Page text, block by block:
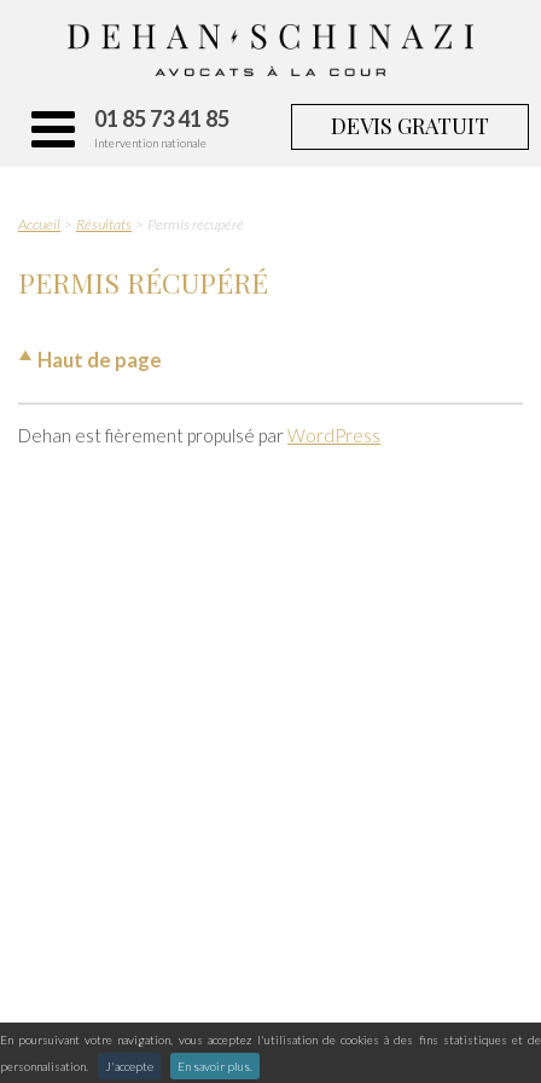
En poursuivant votre navigation, vous acceptez l'utilisation de cookies à des fins statistiques et de
personnalisation.
J'accepte En savoir plus.
01 85 73 41 85
Intervention nationale
DEVIS GRATUIT
Accueil Résultats Permis récupéré
PERMIS RÉCUPÉRÉ
Haut de page
Dehan est fièrement propulsé parWordPress